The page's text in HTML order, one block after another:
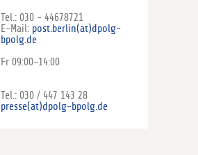
Tel.: 030 - 44678721
E-Mail: post.berlin(at)dpolg-
bpolg.de
Fr 09:00-14:00
Tel.: 030 / 447 143 28
presse(at)dpolg-bpolg.de